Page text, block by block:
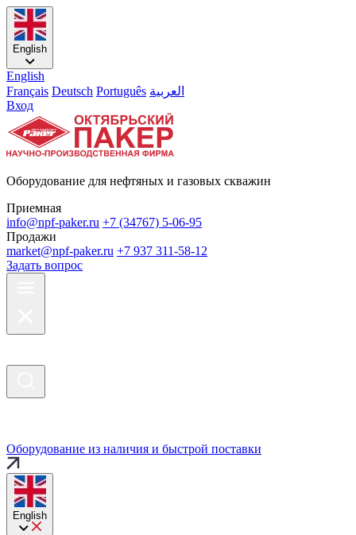
English
English
Français Deutsch Português العربية
Вход
Оборудование для нефтяных и газовых скважин
Приемная
info@npf-paker.ru +7 (34767) 5-06-95
Продажи
market@npf-paker.ru +7 937 311-58-12
Задать вопрос
Оборудование из наличия и быстрой поставки
English